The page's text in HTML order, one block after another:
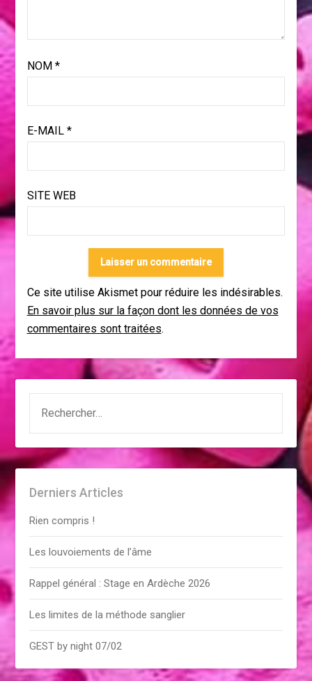
NOM *
E-MAIL *
SITE WEB
Ce site utilise Akismet pour réduire les indésirables.
En savoir plus sur la façon dont les données de vos
commentaires sont traitées.
Derniers Articles
Rien compris !
Les louvoiements de l’âme
Rappel général : Stage en Ardèche 2026
Les limites de la méthode sanglier
GEST by night 07/02